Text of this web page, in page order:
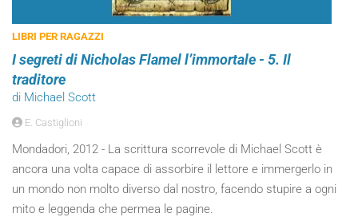
LIBRI PER RAGAZZI
I segreti di Nicholas Flamel l’immortale - 5. Il
traditore
di Michael Scott
E. Castiglioni
Mondadori, 2012 - La scrittura scorrevole di Michael Scott è
ancora una volta capace di assorbire il lettore e immergerlo in
un mondo non molto diverso dal nostro, facendo stupire a ogni
mito e leggenda che permea le pagine.